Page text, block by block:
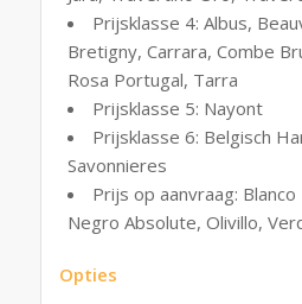
Prijsklasse 4: Albus,
Bretigny, Carrara, Combe
Rosa Portugal, Tarra
Prijsklasse 5: Nayont
Prijsklasse 6: Belgisch
Savonnieres
Prijs op aanvraag:
Negro Absolute, Olivillo,
Opties